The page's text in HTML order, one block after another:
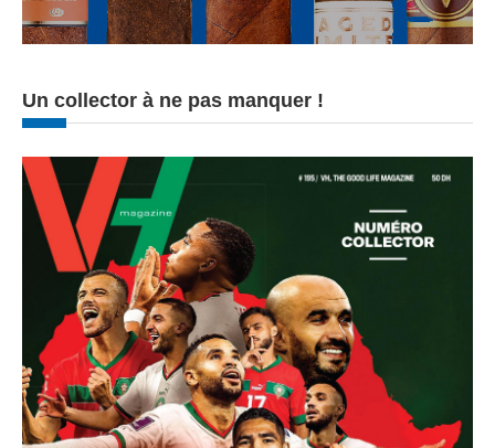
Un collector à ne pas manquer !